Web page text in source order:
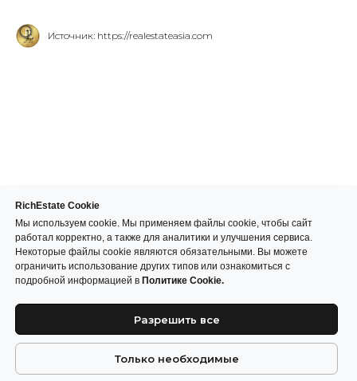
Источник: https://realestateasia.com
RichEstate Cookie
Мы используем cookie. Мы применяем файлы cookie, чтобы сайт
работал корректно, а также для аналитики и улучшения сервиса.
Некоторые файлы cookie являются обязательными. Вы можете
ограничить использование других типов или ознакомиться с
подробной информацией в Политике Cookie.
Разрешить все
Только необходимые